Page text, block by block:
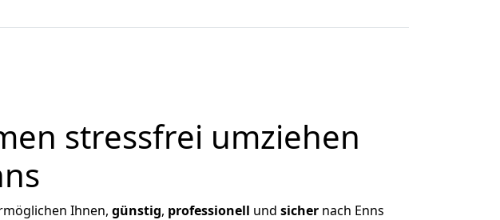
stressfrei umziehen
Ihnen, günstig, professionell und sicher nach Enns